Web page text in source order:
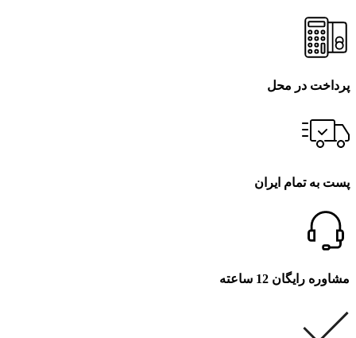
پرداخت در محل
پست به تمام ایران
مشاوره رایگان 12 ساعته